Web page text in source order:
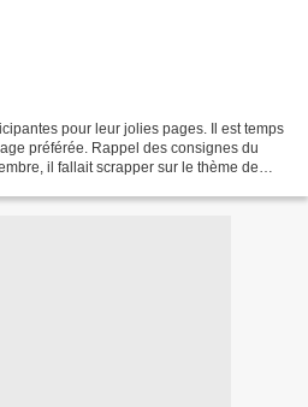
pour leur jolies pages. Il est temps
préférée. Rappel des consignes du
il fallait scrapper sur le thème de